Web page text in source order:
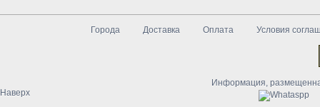
Города Доставка Оплата Условия
Информация,
Наверх